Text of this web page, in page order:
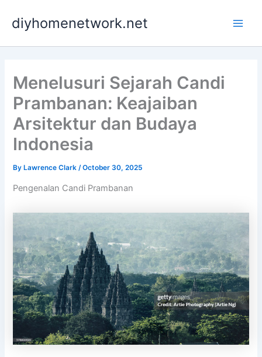
content
diyhomenetwork.net
Menelusuri Sejarah Candi
Prambanan: Keajaiban
Arsitektur dan Budaya
Indonesia
ByLawrence Clark /October 30, 2025
Pengenalan Candi Prambanan